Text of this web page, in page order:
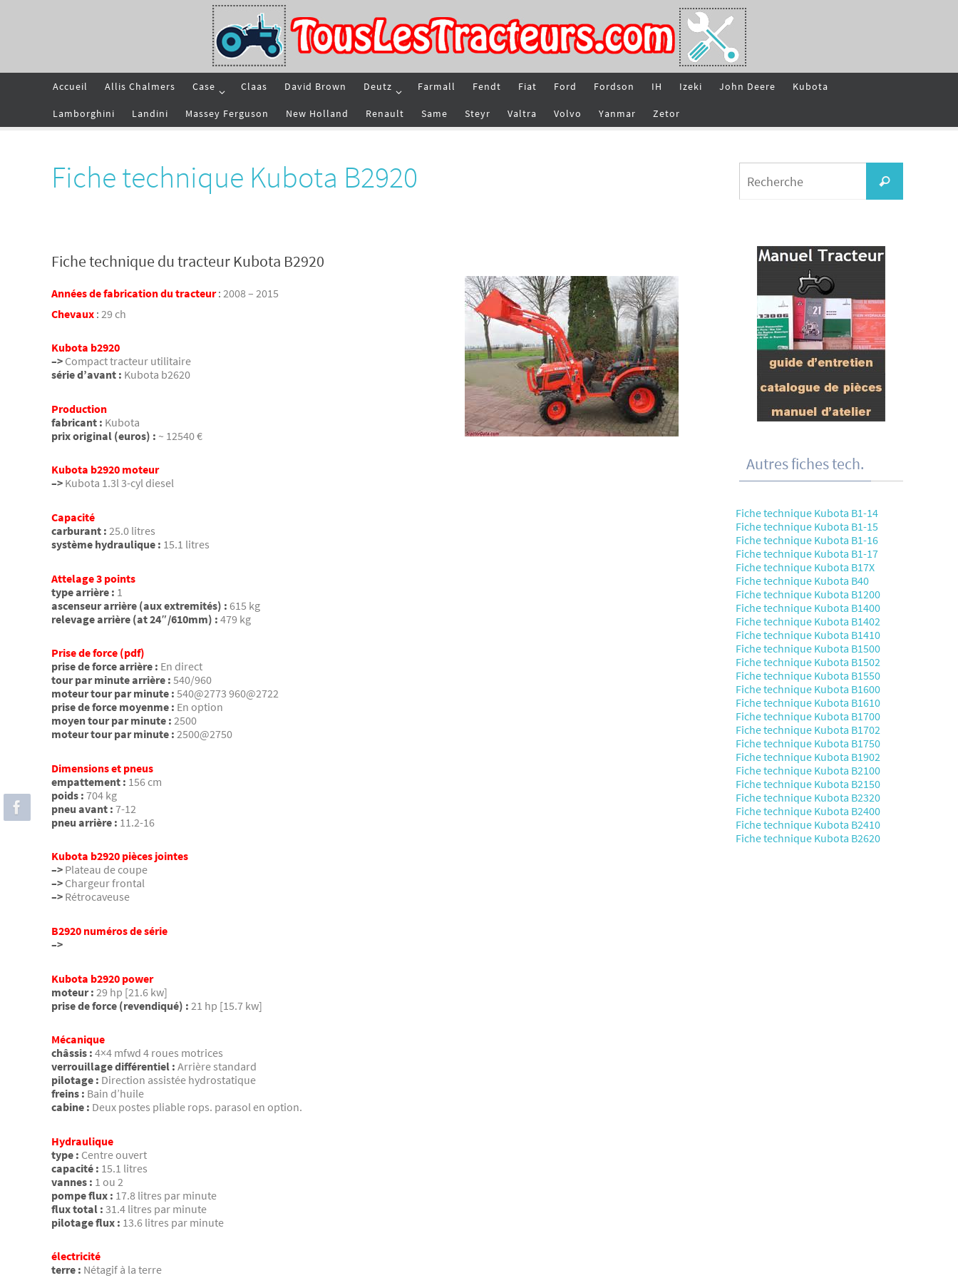
Accueil Allis Chalmers Case Claas David Brown Deutz Farmall Fendt Fiat Ford Fordson IH Izeki John Deere Kubota
Lamborghini Landini Massey Ferguson New Holland Renault Same Steyr Valtra Volvo Yanmar Zetor
Fiche technique Kubota B2920
Fiche technique du tracteur Kubota B2920
Années de fabrication du tracteur: 2008 – 2015
Chevaux : 29 ch
Kubota b2920
–> Compact tracteur utilitaire
série d’avant : Kubota b2620
Production
fabricant : Kubota
prix original (euros) : ~ 12540 €
Kubota b2920 moteur
–> Kubota 1.3l 3-cyl diesel
Capacité
carburant : 25.0 litres
système hydraulique : 15.1 litres
Attelage 3 points
type arrière : 1
ascenseur arrière (aux extremités) : 615 kg
relevage arrière (at 24″/610mm) : 479 kg
Prise de force (pdf)
prise de force arrière : En direct
tour par minute arrière : 540/960
moteur tour par minute : 540@2773 960@2722
prise de force moyenme : En option
moyen tour par minute : 2500
moteur tour par minute : 2500@2750
Dimensions et pneus
empattement : 156 cm
poids : 704 kg
pneu avant : 7-12
pneu arrière : 11.2-16
Kubota b2920 pièces jointes
–> Plateau de coupe
–> Chargeur frontal
–> Rétrocaveuse
B2920 numéros de série
–>
Kubota b2920 power
moteur : 29 hp [21.6 kw]
prise de force (revendiqué) : 21 hp [15.7 kw]
Mécanique
châssis : 4×4 mfwd 4 roues motrices
verrouillage différentiel : Arrière standard
pilotage : Direction assistée hydrostatique
freins : Bain d’huile
cabine : Deux postes pliable rops. parasol en option.
Hydraulique
type : Centre ouvert
capacité : 15.1 litres
vannes : 1 ou 2
pompe flux : 17.8 litres par minute
flux total : 31.4 litres par minute
pilotage flux : 13.6 litres par minute
électricité
terre : Nétagif à la terre
Recherche
Autres fiches tech.
Fiche technique Kubota B1-14
Fiche technique Kubota B1-15
Fiche technique Kubota B1-16
Fiche technique Kubota B1-17
Fiche technique Kubota B17X
Fiche technique Kubota B40
Fiche technique Kubota B1200
Fiche technique Kubota B1400
Fiche technique Kubota B1402
Fiche technique Kubota B1410
Fiche technique Kubota B1500
Fiche technique Kubota B1502
Fiche technique Kubota B1550
Fiche technique Kubota B1600
Fiche technique Kubota B1610
Fiche technique Kubota B1700
Fiche technique Kubota B1702
Fiche technique Kubota B1750
Fiche technique Kubota B1902
Fiche technique Kubota B2100
Fiche technique Kubota B2150
Fiche technique Kubota B2320
Fiche technique Kubota B2400
Fiche technique Kubota B2410
Fiche technique Kubota B2620